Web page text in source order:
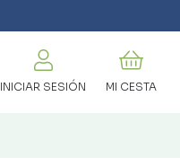
INICIAR SESIÓN MI CESTA